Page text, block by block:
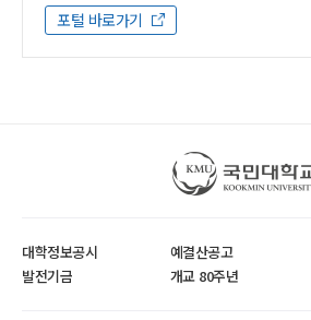
포털 바로가기
국민대학교
대학정보공시 예결산공고
발전기금
개교 80주년